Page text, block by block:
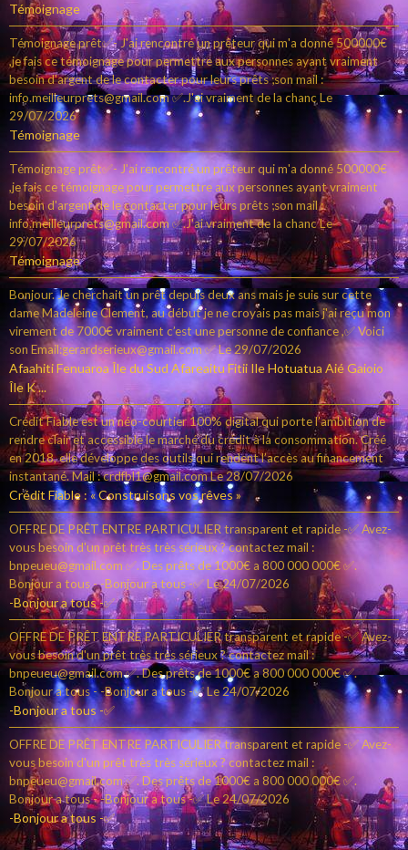
Témoignage
Témoignage prêt✅- J'ai rencontré un prêteur qui m'a donné 500000€
,je fais ce témoignage pour permettre aux personnes ayant vraiment
besoin d'argent de le contacter pour leurs prêts ;son mail :
info.meilleurprets@gmail.com ✅.J'ai vraiment de la chancLe
29/07/2026
Témoignage
Témoignage prêt✅- J'ai rencontré un prêteur qui m'a donné 500000€
,je fais ce témoignage pour permettre aux personnes ayant vraiment
besoin d'argent de le contacter pour leurs prêts ;son mail :
info.meilleurprets@gmail.com ✅.J'ai vraiment de la chancLe
29/07/2026
Témoignage
Bonjour. Je cherchait un prêt depuis deux ans mais je suis sur cette
dame Madeleine Clement, au début je ne croyais pas mais j'ai reçu mon
virement de 7000€ vraiment c’est une personne de confiance ,✅ Voici
son Email:gerardserieux@gmail.com ✅Le 29/07/2026
Afaahiti Fenuaroa Île du Sud Afareaitu Fitii Ile Hotuatua Aié Gaioio
Île K ...
Crédit Fiable est un néo-courtier 100% digital qui porte l’ambition de
rendre clair et accessible le marché du crédit à la consommation. Créé
en 2018, elle développe des outils qui rendent l’accès au financement
instantané. Mail : crdfbl1@gmail.comLe 28/07/2026
Crédit Fiable : « Construisons vos rêves »
OFFRE DE PRÊT ENTRE PARTICULIER transparent et rapide -✅ Avez-
vous besoin d'un prêt très très sérieux ? contactez mail :
bnpeueu@gmail.com ✅. Des prêts de 1000€ a 800 000 000€ ✅.
Bonjour a tous - -Bonjour a tous -✅Le 24/07/2026
-Bonjour a tous -✅
OFFRE DE PRÊT ENTRE PARTICULIER transparent et rapide -✅ Avez-
vous besoin d'un prêt très très sérieux ? contactez mail :
bnpeueu@gmail.com ✅. Des prêts de 1000€ a 800 000 000€ ✅.
Bonjour a tous - -Bonjour a tous -✅Le 24/07/2026
-Bonjour a tous -✅
OFFRE DE PRÊT ENTRE PARTICULIER transparent et rapide -✅ Avez-
vous besoin d'un prêt très très sérieux ? contactez mail :
bnpeueu@gmail.com ✅. Des prêts de 1000€ a 800 000 000€ ✅.
Bonjour a tous - -Bonjour a tous -✅Le 24/07/2026
-Bonjour a tous -✅